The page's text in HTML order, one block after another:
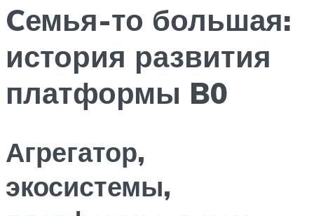
Cемья-то большая:
история развития
платформы B0
Агрегатор,
экосистемы,